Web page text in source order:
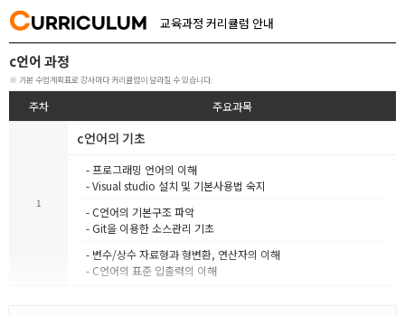
CURRICULUM 교육과정 커리큘럼 안내
c언어 과정
※ 기본 수업계획표로 강사마다 커리큘럼이 달라질 수 있습니다.
주차 주요과목
1
c언어의 기초
- 프로그래밍 언어의 이해
- Visual studio 설치 및 기본사용법 숙지
- C언어의 기본구조 파악
- Git을 이용한 소스관리 기초
- 변수/상수 자료형과 형변환, 연산자의 이해
- C언어의 표준 입출력의 이해